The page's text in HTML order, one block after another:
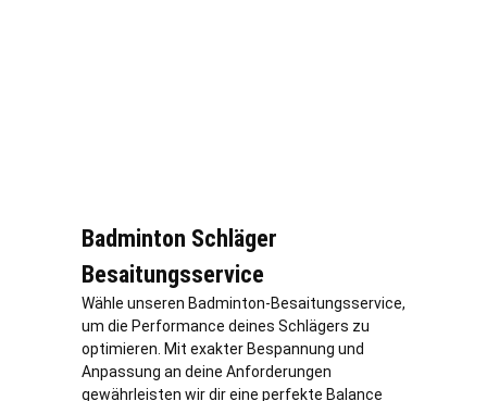
Badminton Schläger
Besaitungsservice
Wähle unseren Badminton-Besaitungsservice,
um die Performance deines Schlägers zu
optimieren. Mit exakter Bespannung und
Anpassung an deine Anforderungen
gewährleisten wir dir eine perfekte Balance